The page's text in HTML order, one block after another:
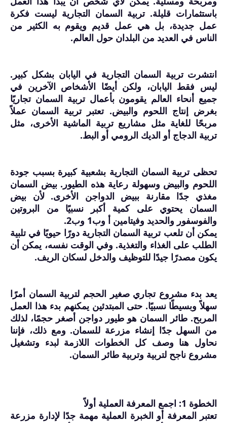
باستثمارات قليلة. تربية السمان التجارية ليست فكرة
عمل جديدة، بل هي عمل قديم ويقوم به الكثير من
الناس في العديد من البلدان حول العالم.
انتشرت تربية السمان التجارية في اليابان بشكل كبير.
ليس فقط اليابان، ولكن أيضًا الأشخاص الآخرين في
جميع أنحاء العالم يقومون بأعمال تربية السمان تجاريًا
بغرض إنتاج اللحوم والبيض. تعتبر تربية السمان عملاً
مربحًا للغاية مثل مشاريع تربية الماشية الأخرى، مثل
تربية الدجاج أو الديك الرومي أو البط.
تحظى تربية السمان التجارية بشعبية كبيرة بسبب جودة
اللحوم والبيض وسهولة رعاية هذه الطيور. بيض السمان
مغذي جدًا مقارنة ببيض الدواجن الأخرى. لأن بيض
السمان يحتوي على كمية أكبر نسبيًا من البروتين
والفوسفور والحديد وفيتامين أ وب1 وب2.
يمكن أن تلعب تربية السمان التجارية دورًا حيويًا في تلبية
الطلب على الغذاء والتغذية. وفي الوقت نفسه، يمكن أن
يكون مصدرًا جيدًا للتوظيف والدخل لسكان الريف.
يعد بدء مشروع تجاري صغير الحجم لتربية السمان أمرًا
سهلاً وبسيطًا نسبيًا. حتى المبتدئين يمكنهم بدء هذا العمل
المربح. طائر السمان هو طيور دواجن أصغر حجمًا، لذلك
من السهل جدًا إنشاء مزرعة للسمان. ومع ذلك، فإننا
نحاول هنا وصف كل الخطوات اللازمة لبدء وتشغيل
مشروع ناجح لتربية وتربية طائر السمان.
الخطوة 1: اجمع المعرفة العملية أولاً
تعتبر المعرفة أو الخبرة العملية مهمة جدًا لإدارة مزرعة